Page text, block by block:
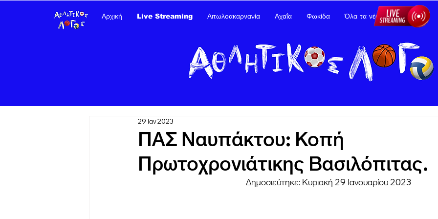
Αρχική Live Streaming Αιτωλοακαρνανία Αχαΐα Φωκίδα Όλα τα νέα Διαφήμιση
ΠΑΣ Ναυπάκτου: Κοπή
Πρωτοχρονιάτικης Βασιλόπιτας.
29 Ιαν 2023
	Δημοσιεύτηκε: Κυριακή 29 Ιανουαρίου 2023